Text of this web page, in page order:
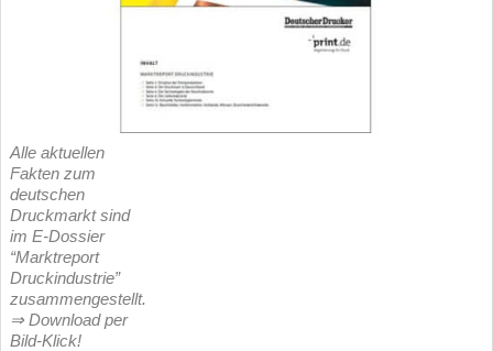
Alle aktuellen
Fakten zum
deutschen
Druckmarkt sind
im E-Dossier
“Marktreport
Druckindustrie”
zusammengestellt.
⇒ Download per
Bild-Klick!